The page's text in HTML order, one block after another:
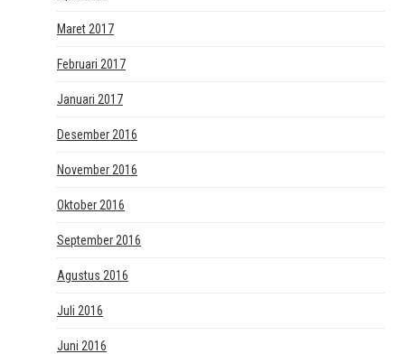
Maret 2017
Februari 2017
Januari 2017
Desember 2016
November 2016
Oktober 2016
September 2016
Agustus 2016
Juli 2016
Juni 2016